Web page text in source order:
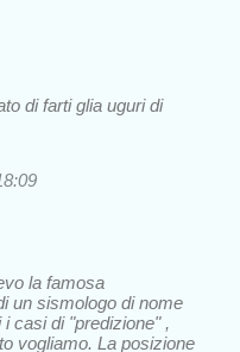
di farti glia uguri di
la famosa
un sismologo di nome
casi di "predizione" ,
vogliamo. La posizione